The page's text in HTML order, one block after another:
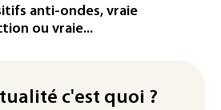
reconnectée au
autonomes: la
anti-ondes, vraie
ou vraie...
c'est quoi ?